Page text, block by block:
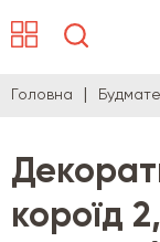
Головна
короїд